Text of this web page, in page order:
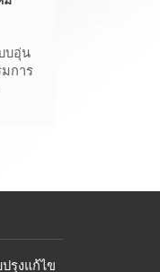
บอุ่น
การ
รุงแก้ไข